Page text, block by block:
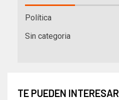
Política
Sin categoria
TE PUEDEN INTERESAR